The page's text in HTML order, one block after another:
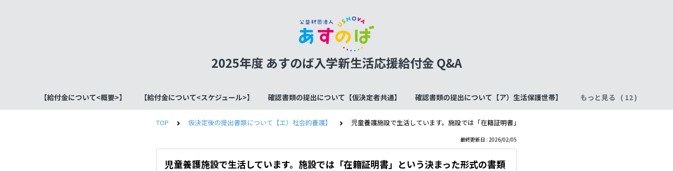
2025年度 あすのば入学新生活応援給付金 Q&A
【給付金について<概要>】 【給付金について<スケジュール>】 確認書類の提出について【仮決定者共通】 確認書類の提出について【ア）生活保護世帯】 もっと見る
TOP 仮決定後の提出書類について【エ）社会的養護】 児童養護施設で生活しています。施設では「在籍証明書」という決まった形式の書類はないのですが、職員
最終更新日 : 2026/02/05
児童養護施設で生活しています。施設では「在籍証明書」という決まった形式の書類